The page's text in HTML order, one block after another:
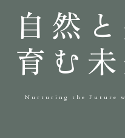
自然と
育む未
Nurturing the Future